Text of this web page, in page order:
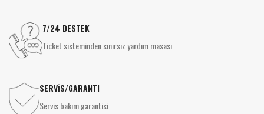
7/24 DESTEK
Ticket sisteminden sınırsız yardım masası
SERVİS/GARANTI
Servis bakım garantisi